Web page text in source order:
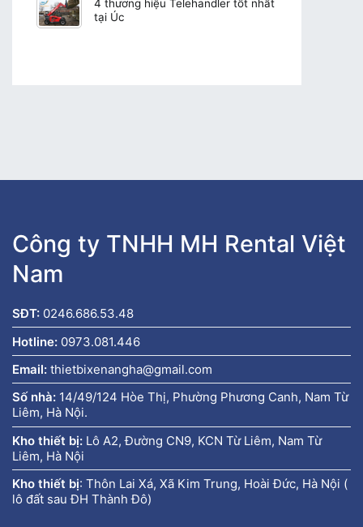
4 thương hiệu Telehandler tốt nhất
tại Úc
Công ty TNHH MH Rental Việt
Nam
SĐT: 0246.686.53.48
Hotline: 0973.081.446
Email: thietbixenangha@gmail.com
Số nhà: 14/49/124 Hòe Thị, Phường Phương Canh, Nam Từ
Liêm, Hà Nội.
Kho thiết bị: Lô A2, Đường CN9, KCN Từ Liêm, Nam Từ
Liêm, Hà Nội
Kho thiết bị: Thôn Lai Xá, Xã Kim Trung, Hoài Đức, Hà Nội (
lô đất sau ĐH Thành Đô)